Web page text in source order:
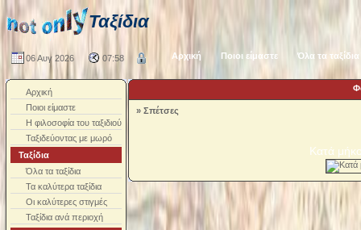
Ταξίδια
06 Αυγ 2026 07:58 Αρχική Ποιοι είμαστε Όλα τα ταξίδια
Αρχική
Ποιοι είμαστε
Η φιλοσοφία του ταξιδιού
Ταξιδεύοντας με μωρό
Ταξίδια
Όλα τα ταξίδια
Τα καλύτερα ταξίδια
Οι καλύτερες στιγμές
Ταξίδια ανά περιοχή
» Σπέτσες
Κατά